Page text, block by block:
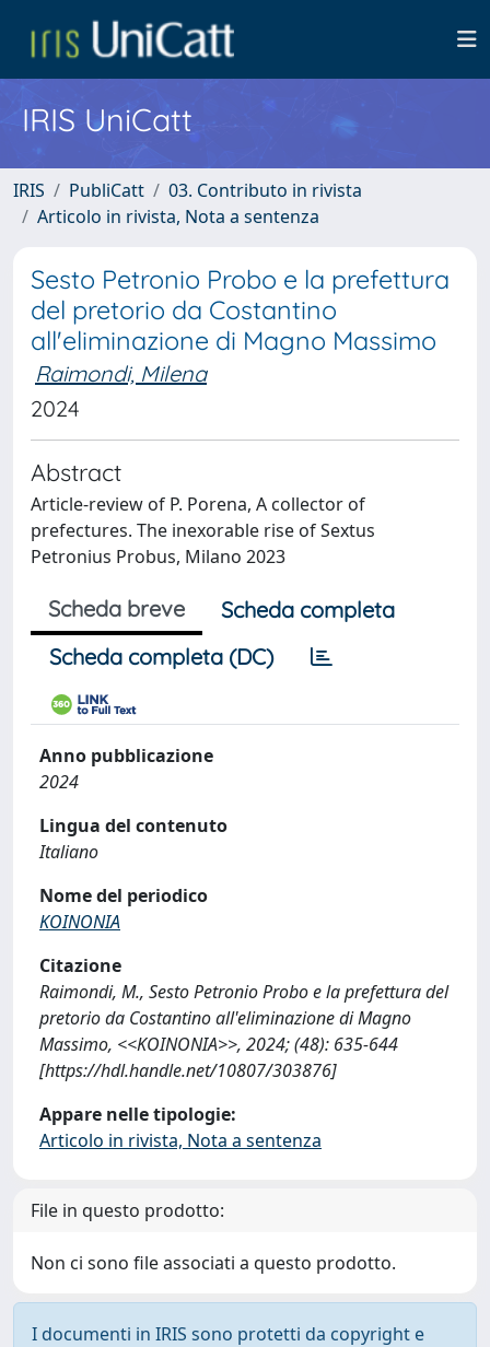
IRIS UniCatt
IRIS PubliCatt
03. Contributo in rivista
Articolo in rivista, Nota a sentenza
Sesto Petronio Probo e la prefettura
del pretorio da Costantino
all'eliminazione di Magno Massimo
Raimondi, Milena
2024
Abstract
Article-review of P. Porena, A collector of
prefectures. The inexorable rise of Sextus
Petronius Probus, Milano 2023
Scheda breve
Scheda completa
Scheda completa (DC)
Anno pubblicazione
2024
Lingua del contenuto
Italiano
Nome del periodico
KOINONIA
Citazione
Raimondi, M., Sesto Petronio Probo e la prefettura del
pretorio da Costantino all'eliminazione di Magno
Massimo, <<KOINONIA>>, 2024; (48): 635-644
[https://hdl.handle.net/10807/303876]
Appare nelle tipologie:
Articolo in rivista, Nota a sentenza
File in questo prodotto:
Non ci sono file associati a questo prodotto.
I documenti in IRIS sono protetti da copyright e